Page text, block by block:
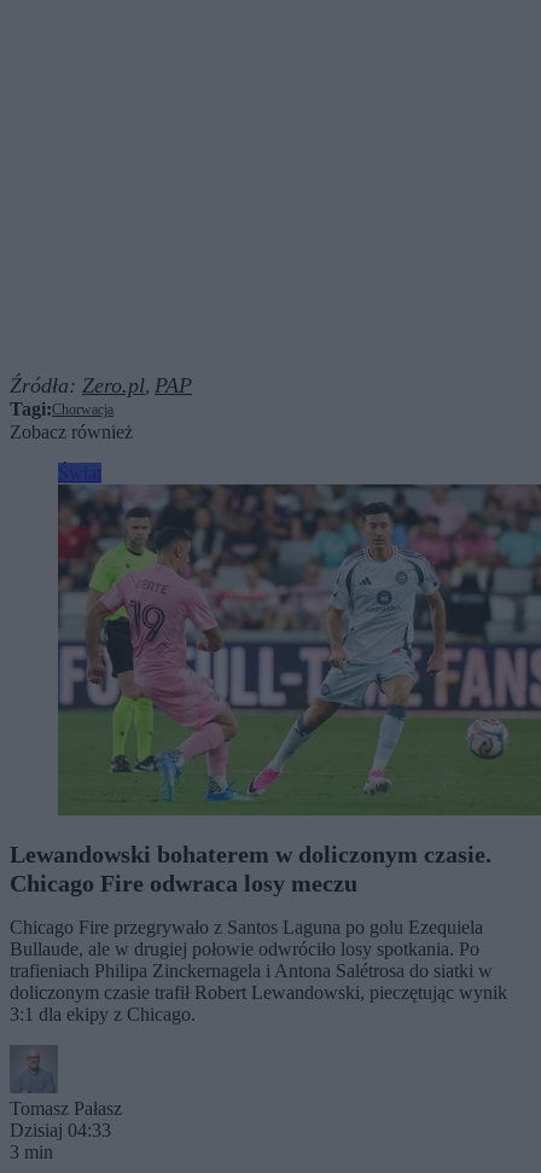
Źródła: Zero.pl, PAP
Tagi:Chorwacja
Zobacz również
Lewandowski bohaterem w doliczonym czasie.
Chicago Fire odwraca losy meczu
Chicago Fire przegrywało z Santos Laguna po golu Ezequiela
Bullaude, ale w drugiej połowie odwróciło losy spotkania. Po
trafieniach Philipa Zinckernagela i Antona Salétrosa do siatki w
doliczonym czasie trafił Robert Lewandowski, pieczętując wynik
3:1 dla ekipy z Chicago.
Tomasz Pałasz
Dzisiaj 04:33
3 min